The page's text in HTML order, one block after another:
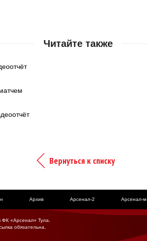
Читайте также
Вернуться к списку
Архив Арсенал-2 Арсенал-м
«Арсенал» Тула.
обязательна.